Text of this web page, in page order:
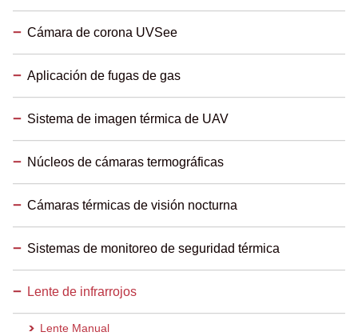
Cámara de corona UVSee
Aplicación de fugas de gas
Sistema de imagen térmica de UAV
Núcleos de cámaras termográficas
Cámaras térmicas de visión nocturna
Sistemas de monitoreo de seguridad térmica
Lente de infrarrojos
Lente Manual